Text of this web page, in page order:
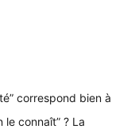
correspond bien à
le connaît” ? La